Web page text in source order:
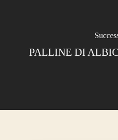
PALLINE DI